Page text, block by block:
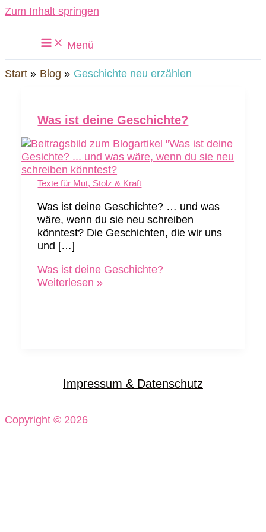
Zum Inhalt springen
Menü
Start Blog Geschichte neu erzählen
Was ist deine Geschichte?
Texte für Mut, Stolz & Kraft
Was ist deine Geschichte? … und was
wäre, wenn du sie neu schreiben
könntest? Die Geschichten, die wir uns
und […]
Was ist deine Geschichte?
Weiterlesen »
Impressum & Datenschutz
Copyright © 2026